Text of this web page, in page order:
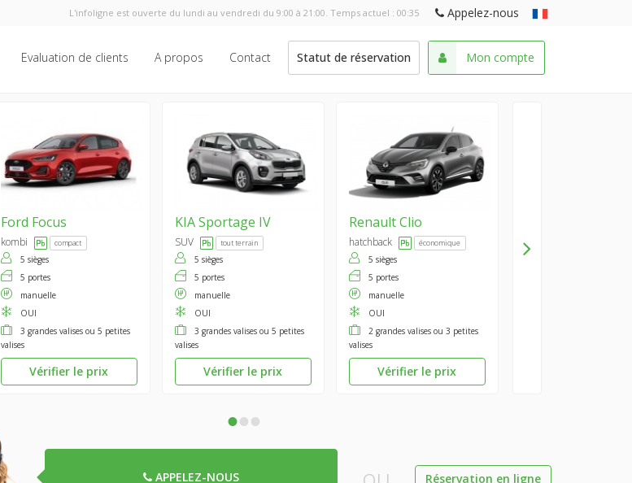
L'infoligne est ouverte du lundi au vendredi du 9:00 à 21:00. Temps actuel : 00:35 Appelez-nous
Evaluation de clients A propos Contact Statut de réservation Mon compte
Ford Focus
kombi compact
5 sièges
5 portes
manuelle
OUI
3 grandes valises ou 5 petites
valises
Vérifier le prix
KIASportage IV
SUV tout terrain
5 sièges
5 portes
manuelle
OUI
3 grandes valises ou 5 petites
valises
Vérifier le prix
RenaultClio
hatchback économique
5 sièges
5 portes
manuelle
OUI
2 grandes valises ou 3 petites
valises
Vérifier le prix
•••
APPELEZ-NOUS Réservation en ligne